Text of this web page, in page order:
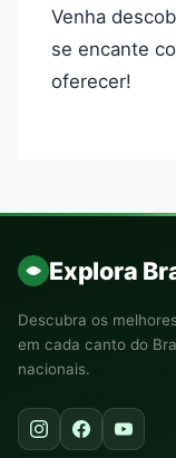
Venha
se encante
oferecer!
Explora
Descubra os
em cada canto do
nacionais.